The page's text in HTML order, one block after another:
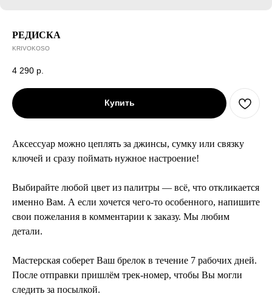
РЕДИСКА
KRIVOKOSO
4 290 р.
Купить
Аксессуар можно цеплять за джинсы, сумку или связку
ключей и сразу поймать нужное настроение!
Выбирайте любой цвет из палитры — всё, что откликается
именно Вам. А если хочется чего-то особенного, напишите
свои пожелания в комментарии к заказу. Мы любим
детали.
Мастерская соберет Ваш брелок в течение 7 рабочих дней.
После отправки пришлём трек-номер, чтобы Вы могли
следить за посылкой.